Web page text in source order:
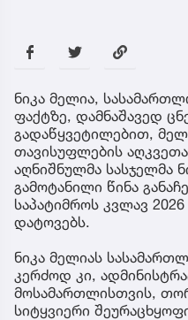
ნიკა მელია,
ფაქტზე, დამნაშავედ
გადაწყვეტილებით,
თავისუფლების აღკვეთა
აღნიშნულმა სასჯელმა
გამოტანილი წინა
საპატიმროს კვლავ
დატოვებს.
ნიკა მელიას
კერძოდ კი,
მოსამართლისთვის,
სიტყვიერი